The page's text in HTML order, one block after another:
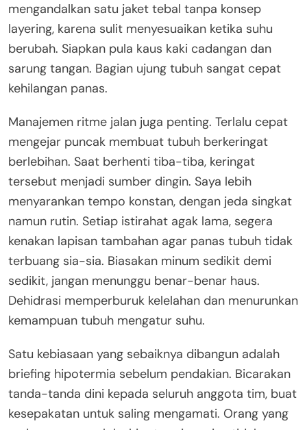
mengandalkan satu jaket tebal tanpa konsep
layering, karena sulit menyesuaikan ketika suhu
berubah. Siapkan pula kaus kaki cadangan dan
sarung tangan. Bagian ujung tubuh sangat cepat
kehilangan panas.
Manajemen ritme jalan juga penting. Terlalu cepat
mengejar puncak membuat tubuh berkeringat
berlebihan. Saat berhenti tiba-tiba, keringat
tersebut menjadi sumber dingin. Saya lebih
menyarankan tempo konstan, dengan jeda singkat
namun rutin. Setiap istirahat agak lama, segera
kenakan lapisan tambahan agar panas tubuh tidak
terbuang sia-sia. Biasakan minum sedikit demi
sedikit, jangan menunggu benar-benar haus.
Dehidrasi memperburuk kelelahan dan menurunkan
kemampuan tubuh mengatur suhu.
Satu kebiasaan yang sebaiknya dibangun adalah
briefing hipotermia sebelum pendakian. Bicarakan
tanda-tanda dini kepada seluruh anggota tim, buat
kesepakatan untuk saling mengamati. Orang yang